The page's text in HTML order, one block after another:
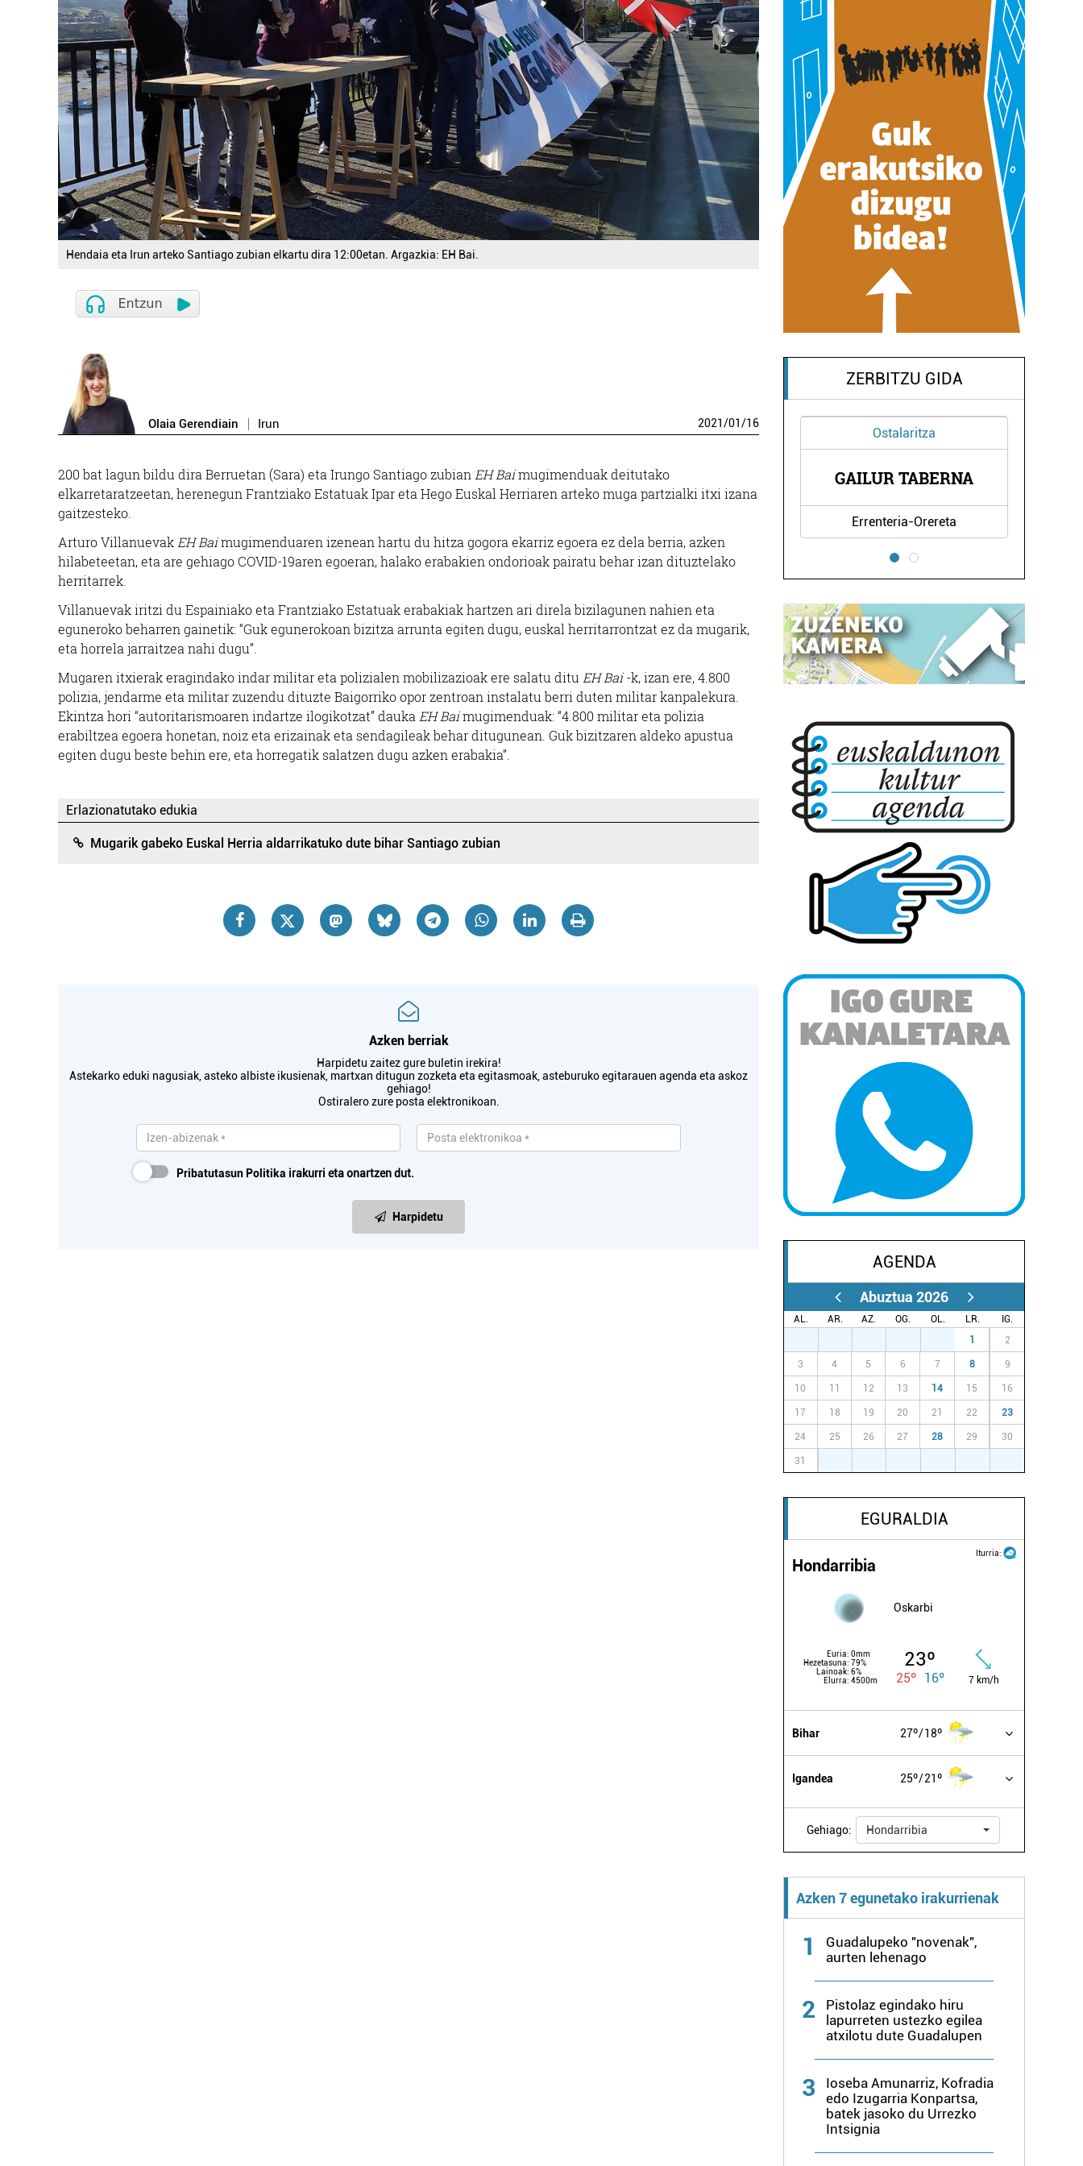
Hendaia eta Irun arteko Santiago zubian elkartu dira 12:00etan. Argazkia: EH Bai.
Olaia Gerendiain Irun 2021/01/16
200 bat lagun bildu dira Berruetan (Sara) eta Irungo Santiago zubian EH Baimugimenduak deitutako
elkarretaratzeetan, herenegun Frantziako Estatuak Ipar eta Hego Euskal Herriaren arteko muga partzialki itxi izana
gaitzesteko.
Arturo Villanuevak EH Baimugimenduaren izenean hartu du hitza gogora ekarriz egoera ez dela berria, azken
hilabeteetan, eta are gehiago COVID-19aren egoeran, halako erabakien ondorioak pairatu behar izan dituztelako
herritarrek.
Villanuevak iritzi du Espainiako eta Frantziako Estatuak erabakiak hartzen ari direla bizilagunen nahien eta
eguneroko beharren gainetik: “Guk egunerokoan bizitza arrunta egiten dugu, euskal herritarrontzat ez da mugarik,
eta horrela jarraitzea nahi dugu”.
Mugaren itxierak eragindako indar militar eta polizialen mobilizazioak ere salatu ditu EH Bai-k, izan ere, 4.800
polizia, jendarme eta militar zuzendu dituzte Baigorriko opor zentroan instalatu berri duten militar kanpalekura.
Ekintza hori “autoritarismoaren indartze ilogikotzat” dauka EH Baimugimenduak: “4.800 militar eta polizia
erabiltzea egoera honetan, noiz eta erizainak eta sendagileak behar ditugunean. Guk bizitzaren aldeko apustua
egiten dugu beste behin ere, eta horregatik salatzen dugu azken erabakia”.
Erlazionatutako edukia
Mugarik gabeko Euskal Herria aldarrikatuko dute bihar Santiago zubian
Azken berriak
Harpidetu zaitez gure buletin irekira!
Astekarko eduki nagusiak, asteko albiste ikusienak, martxan ditugun zozketa eta egitasmoak, asteburuko egitarauen agenda eta askoz
gehiago!
Ostiralero zure posta elektronikoan.
Pribatutasun Politika irakurri eta onartzen dut.
Harpidetu
ZERBITZU GIDA
Ostalaritza
GAILUR TABERNA
Ostalaritza
DE CYNE REYNA
Ostalaritza
DE CYNE REYNA
Errenteria-Orereta
AGENDA
Abuztua 2026
AL. AR. AZ. OG. OL. LR.
IG.
1 2
3 4 5 6 7 8 9
10 11 12 13 14 15 16
17 18 19 20 21 22 23
24 25 26 27 28 29 30
31
EGURALDIA
Iturria:
Hondarribia
Oskarbi
Euria: 0mm
Hezetasuna: 79%
Lainoak: 6%
Elurra: 4500m
23º
25º 16º 7 km/h
Bihar 27º 18º
Igandea 25º 21º
Gehiago: Hondarribia
Azken 7 egunetako irakurrienak
1
Guadalupeko "novenak",
aurten lehenago
2
Pistolaz egindako hiru
lapurreten ustezko egilea
atxilotu dute Guadalupen
3
Ioseba Amunarriz, Kofradia
edo Izugarria Konpartsa,
batek jasoko du Urrezko
Intsignia